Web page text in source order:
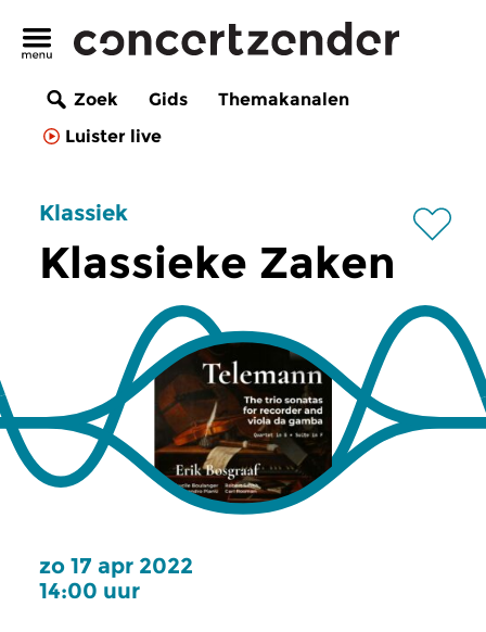
Zoek Gids
Themakanalen
Luister live
Klassiek
Klassieke Zaken
zo 17 apr 2022
14:00 uur